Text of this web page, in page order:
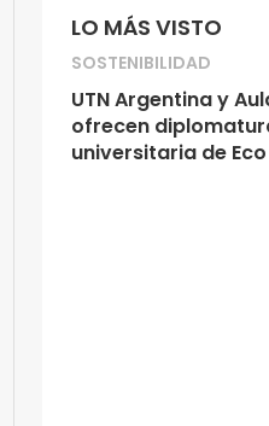
LO MÁS VISTO
SOSTENIBILIDAD
UTN Argentina y
ofrecen
universitaria de